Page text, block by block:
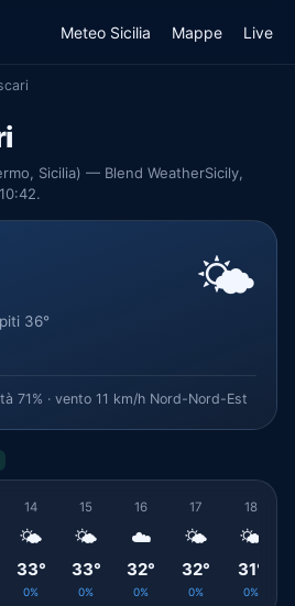
Meteo Sicilia Mappe Live
Sicilia) — Blend WeatherSicily,
36°
🌤️
71% · vento 11 km/h Nord-Nord-Est
14
🌤️
33°
0%
15
🌤️
33°
0%
16
☁️
32°
0%
17
🌤️
32°
0%
18
🌤️
31°
0%